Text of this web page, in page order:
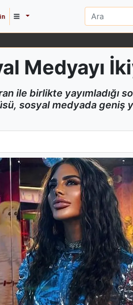
Medyayı
ile birlikte yayımladığı
sosyal medyada geniş